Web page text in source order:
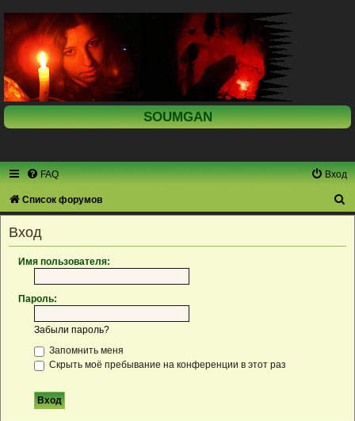
SOUMGAN
FAQ Вход
Список форумов
Вход
Имя пользователя:
Пароль:
Забыли пароль?
Запомнить меня
Скрыть моё пребывание на конференции в этот раз